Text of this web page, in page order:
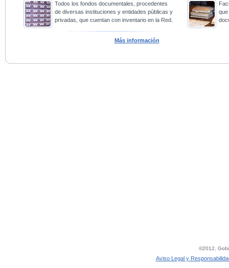
Todos los fondos documentales, procedentes
de diversas instituciones y entidades públicas y
privadas, que cuentan con inventario en la Red.
Más información
©2012,
Aviso Legal y